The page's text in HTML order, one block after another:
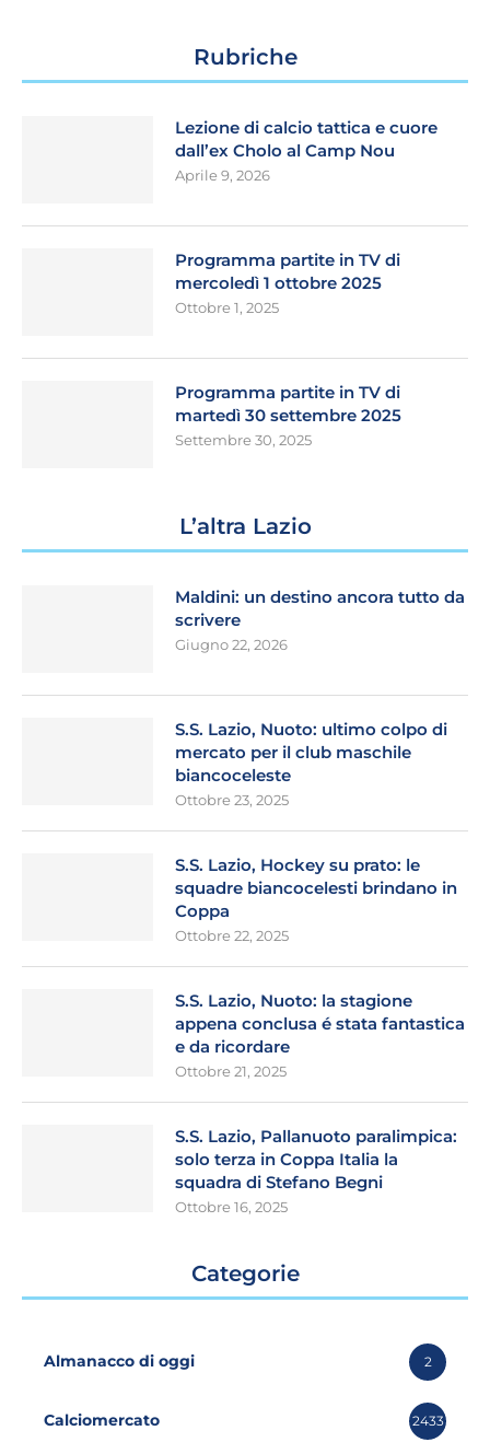
Rubriche
Lezione di calcio tattica e cuore
dall’ex Cholo al Camp Nou
Aprile 9, 2026
Programma partite in TV di
mercoledì 1 ottobre 2025
Ottobre 1, 2025
Programma partite in TV di
martedì 30 settembre 2025
Settembre 30, 2025
L’altra Lazio
Maldini: un destino ancora tutto da
scrivere
Giugno 22, 2026
S.S. Lazio, Nuoto: ultimo colpo di
mercato per il club maschile
biancoceleste
Ottobre 23, 2025
S.S. Lazio, Hockey su prato: le
squadre biancocelesti brindano in
Coppa
Ottobre 22, 2025
S.S. Lazio, Nuoto: la stagione
appena conclusa é stata fantastica
e da ricordare
Ottobre 21, 2025
S.S. Lazio, Pallanuoto paralimpica:
solo terza in Coppa Italia la
squadra di Stefano Begni
Ottobre 16, 2025
Categorie
Almanacco di oggi 2
Calciomercato 2433